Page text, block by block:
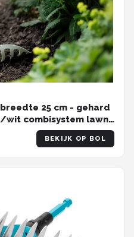
25 cm - gehard
combisystem lawn
BEKIJK OP BOL